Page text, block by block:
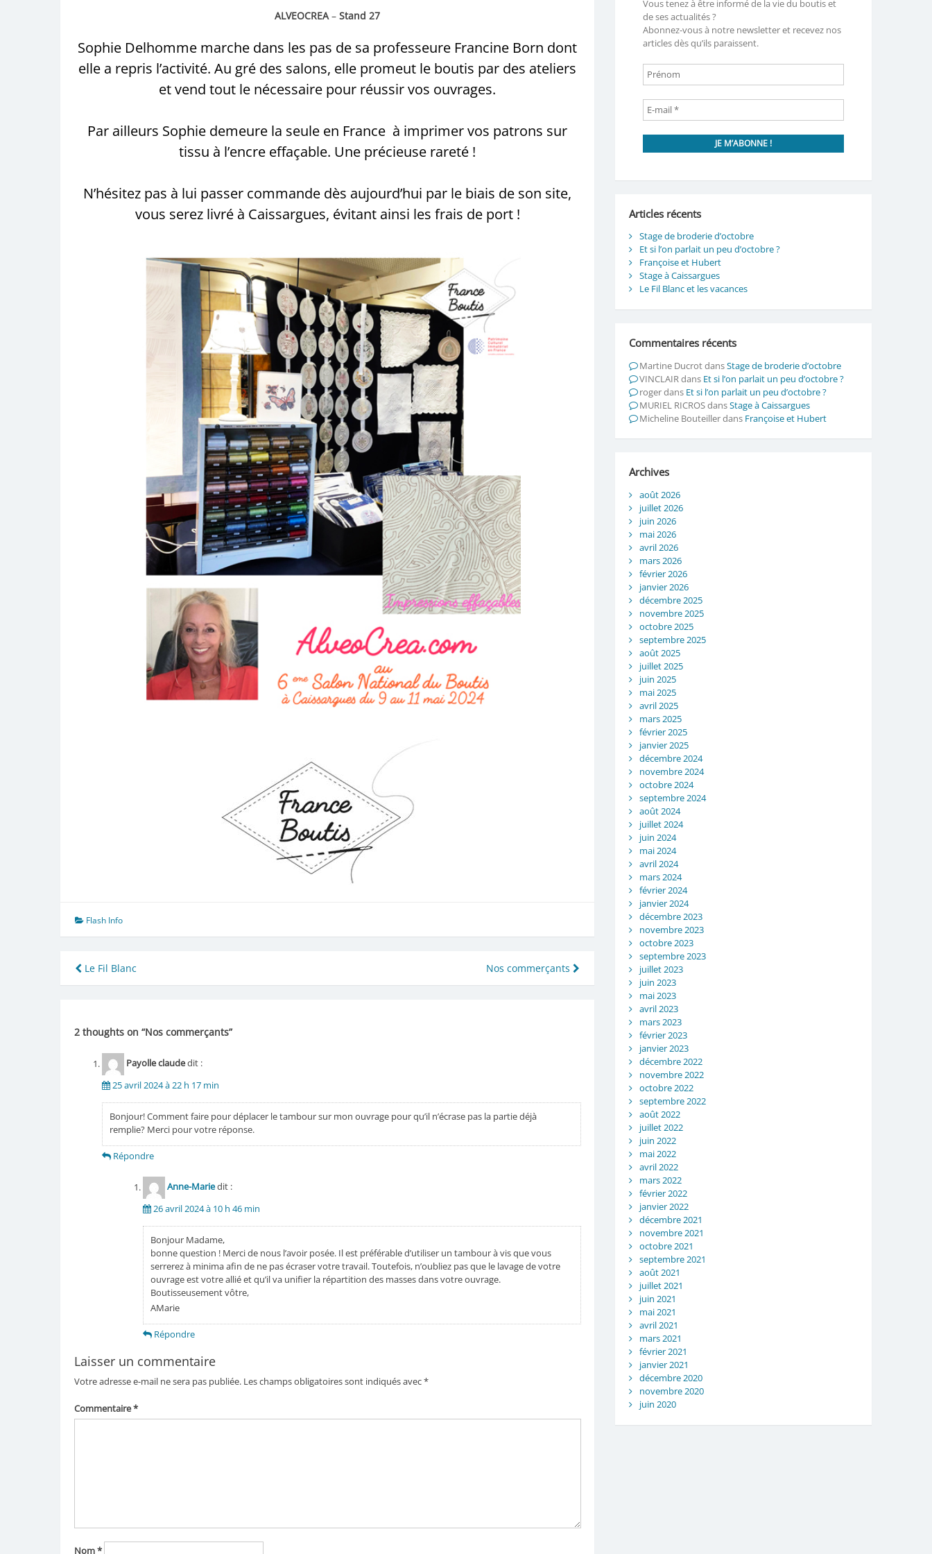
ALVEOCREA– Stand 27
Sophie Delhomme marche dans les pas de sa professeure Francine Born dont
elle a repris l’activité. Au gré des salons, elle promeut le boutis par des ateliers
et vend tout le nécessaire pour réussir vos ouvrages.
Par ailleurs Sophie demeure la seule en France à imprimer vos patrons sur
tissu à l’encre effaçable. Une précieuse rareté !
N’hésitez pas à lui passer commande dès aujourd’hui par le biais de son site,
vous serez livré à Caissargues, évitant ainsi les frais de port !
Flash Info
Navigation
de
Le Fil Blanc Nos commerçants
2 thoughts on “Nos commerçants”
Payolle claudedit :
25 avril 2024 à 22 h 17 min
Bonjour! Comment faire pour déplacer le tambour sur mon ouvrage pour qu’il n’écrase pas la partie déjà
remplie? Merci pour votre réponse.
Répondre
Anne-Mariedit :
26 avril 2024 à 10 h 46 min
Bonjour Madame,
bonne question ! Merci de nous l’avoir posée. Il est préférable d’utiliser un tambour à vis que vous
serrerez à minima afin de ne pas écraser votre travail. Toutefois, n’oubliez pas que le lavage de votre
ouvrage est votre allié et qu’il va unifier la répartition des masses dans votre ouvrage.
Boutisseusement vôtre,
AMarie
Répondre
Laisser un commentaire
Votre adresse e-mail ne sera pas publiée. Les champs obligatoires sont indiqués avec*
Commentaire*
Nom*
Vous tenez à être informé de la vie du boutis et
de ses actualités ?
Abonnez-vous à notre newsletter et recevez nos
articles dès qu’ils paraissent.
Articles récents
Stage de broderie d’octobre
Et si l’on parlait un peu d’octobre ?
Françoise et Hubert
Stage à Caissargues
Le Fil Blanc et les vacances
Commentaires récents
Martine DucrotdansStage de broderie d’octobre
VINCLAIR dans Et si l’on parlait un peu d’octobre ?
rogerdans Et si l’on parlait un peu d’octobre ?
MURIEL RICROSdansStage à Caissargues
Micheline Bouteillerdans Françoise et Hubert
Archives
août 2026
juillet 2026
juin 2026
mai 2026
avril 2026
mars 2026
février 2026
janvier 2026
décembre 2025
novembre 2025
octobre 2025
septembre 2025
août 2025
juillet 2025
juin 2025
mai 2025
avril 2025
mars 2025
février 2025
janvier 2025
décembre 2024
novembre 2024
octobre 2024
septembre 2024
août 2024
juillet 2024
juin 2024
mai 2024
avril 2024
mars 2024
février 2024
janvier 2024
décembre 2023
novembre 2023
octobre 2023
septembre 2023
juillet 2023
juin 2023
mai 2023
avril 2023
mars 2023
février 2023
janvier 2023
décembre 2022
novembre 2022
octobre 2022
septembre 2022
août 2022
juillet 2022
juin 2022
mai 2022
avril 2022
mars 2022
février 2022
janvier 2022
décembre 2021
novembre 2021
octobre 2021
septembre 2021
août 2021
juillet 2021
juin 2021
mai 2021
avril 2021
mars 2021
février 2021
janvier 2021
décembre 2020
novembre 2020
juin 2020